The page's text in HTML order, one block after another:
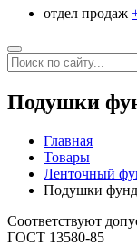
отдел продаж
Подушки
Главная
Товары
Ленточный
Подушки
Соответствуют
ГОСТ 13580-85